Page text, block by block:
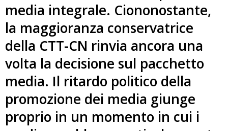
media integrale. Ciononostante,
la maggioranza conservatrice
della CTT-CN rinvia ancora una
volta la decisione sul pacchetto
media. Il ritardo politico della
promozione dei media giunge
proprio in un momento in cui i